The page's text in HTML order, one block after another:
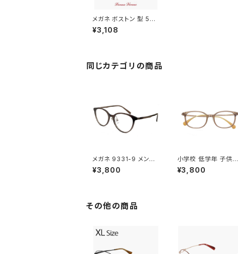
メガネ ボストン 型 563
0-6 眼鏡 コンビネーシ
ョン フレーム クリアブ
デル
¥3,108
同じカテゴリの商品
メガネ 9331-9 メンズ
レディース ユニセックス
眼鏡 おしゃれ ボストン
送
¥3,800
小学校 低学年 子供用
メガネ 5324-6 キッズ
メガネ 男の子 女の子
¥3,800
その他の商品